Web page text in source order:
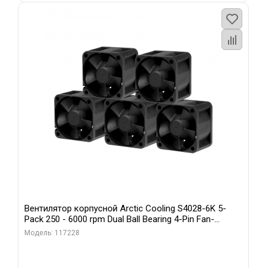
Вентилятор корпусной Arctic Cooling S4028-6K 5-
Pack 250 - 6000 rpm Dual Ball Bearing 4-Pin Fan-
Connector (ACFAN00273A)
Модель: 117228